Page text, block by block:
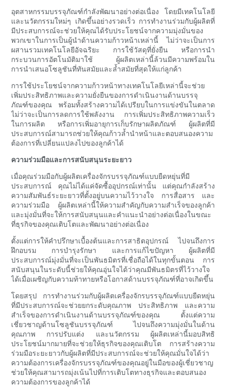
อุตสาหกรรมบรรจุภัณฑ์กำลังพัฒนาอย่างต่อเนื่อง โดยมีเทคโนโลยี
และนวัตกรรมใหม่ๆ เกิดขึ้นอย่างรวดเร็ว การทำงานร่วมกับผู้ผลิตที่
มีประสบการณ์จะช่วยให้คุณได้รับประโยชน์จากความมุ่งมั่นของ
พวกเขาในการเป็นผู้นำด้านความก้าวหน้าเหล่านี้ ไม่ว่าจะเป็นการ
ผสานรวมเทคโนโลยีอัจฉริยะ การใช้วัสดุที่ยั่งยืน หรือการนำ
กระบวนการอัตโนมัติมาใช้ ผู้ผลิตเหล่านี้ล้วนมีความพร้อมใน
การนำเสนอโซลูชันที่ทันสมัยและล้ำสมัยที่สุดให้แก่ลูกค้า
การใช้ประโยชน์จากความก้าวหน้าทางเทคโนโลยีเหล่านี้จะช่วย
เพิ่มประสิทธิภาพและความยั่งยืนของการดำเนินงานด้านบรรจุ
ภัณฑ์ของคุณ พร้อมทั้งสร้างความได้เปรียบในการแข่งขันในตลาด
ไม่ว่าจะเป็นการลดการใช้พลังงาน การเพิ่มประสิทธิภาพความเร็ว
ในการผลิต หรือการเพิ่มอายุการเก็บรักษาผลิตภัณฑ์ ผู้ผลิตที่มี
ประสบการณ์สามารถช่วยให้คุณก้าวล้ำนำหน้าและตอบสนองความ
ต้องการที่เปลี่ยนแปลงไปของลูกค้าได้
ความร่วมมือและการสนับสนุนระยะยาว
เมื่อคุณร่วมมือกับผู้ผลิตเครื่องจักรบรรจุภัณฑ์แบบยืดหยุ่นที่มี
ประสบการณ์ คุณไม่ได้แค่จัดซื้ออุปกรณ์เท่านั้น แต่คุณกำลังสร้าง
ความสัมพันธ์ระยะยาวที่ตั้งอยู่บนความไว้วางใจ การสื่อสาร และ
ความร่วมมือ ผู้ผลิตเหล่านี้ให้ความสำคัญกับความสำเร็จของลูกค้า
และมุ่งมั่นที่จะให้การสนับสนุนและคำแนะนำอย่างต่อเนื่องในขณะ
ที่ธุรกิจของคุณเติบโตและพัฒนาอย่างต่อเนื่อง
ตั้งแต่การให้คำปรึกษาเบื้องต้นและการสาธิตอุปกรณ์ ไปจนถึงการ
ฝึกอบรม การบำรุงรักษา และการแก้ไขปัญหา ผู้ผลิตที่มี
ประสบการณ์มุ่งมั่นที่จะเป็นพันธมิตรที่เชื่อถือได้ในทุกขั้นตอน การ
สนับสนุนในระดับนี้ช่วยให้คุณอุ่นใจได้ว่าคุณมีพันธมิตรที่ไว้วางใจ
ได้เมื่อเผชิญกับความท้าทายหรือโอกาสด้านบรรจุภัณฑ์ที่อาจเกิดขึ้น
โดยสรุป การทำงานร่วมกับผู้ผลิตเครื่องจักรบรรจุภัณฑ์แบบยืดหยุ่น
ที่มีประสบการณ์จะช่วยยกระดับคุณภาพ ประสิทธิภาพ และความ
สำเร็จของการดำเนินงานด้านบรรจุภัณฑ์ของคุณ ตั้งแต่ความ
เชี่ยวชาญด้านโซลูชันบรรจุภัณฑ์ ไปจนถึงความมุ่งมั่นในด้าน
คุณภาพ การปรับแต่ง และนวัตกรรม ผู้ผลิตเหล่านี้มอบสิทธิ
ประโยชน์มากมายที่จะช่วยให้ธุรกิจของคุณเติบโต การสร้างความ
ร่วมมือระยะยาวกับผู้ผลิตที่มีประสบการณ์จะช่วยให้คุณมั่นใจได้ว่า
ความต้องการเครื่องจักรบรรจุภัณฑ์ของคุณอยู่ในมือของผู้เชี่ยวชาญ
ช่วยให้คุณสามารถมุ่งเน้นไปที่การเติบโตทางธุรกิจและตอบสนอง
ความต้องการของลูกค้าได้